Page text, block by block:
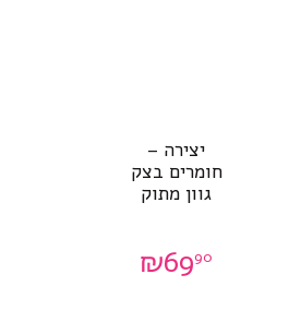
יצירה –
חומרים בצק
גוון מתוק
₪6990